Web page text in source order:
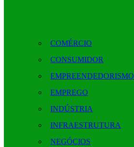
COMÉRCIO
CONSUMIDOR
EMPREENDEDORISMO
EMPREGO
INDÚSTRIA
INFRAESTRUTURA
NEGÓCIOS